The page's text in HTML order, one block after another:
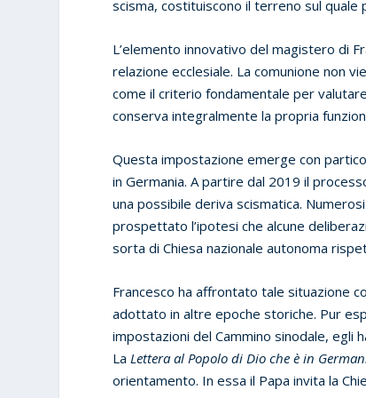
scisma, costituiscono il terreno sul quale
L’elemento innovativo del magistero di
relazione ecclesiale. La comunione non
come il criterio fondamentale per
conserva integralmente la propria
Questa impostazione emerge con
in Germania. A partire dal 2019 il
una possibile deriva scismatica.
prospettato l’ipotesi che alcune
sorta di Chiesa nazionale autonoma
Francesco ha affrontato tale situazione
adottato in altre epoche storiche. Pur
impostazioni del Cammino sinodale, egli
La Lettera al Popolo di Dio che è in
orientamento. In essa il Papa invita la